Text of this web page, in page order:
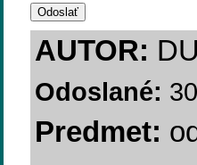
AUTOR:
Odoslané:
Predmet: